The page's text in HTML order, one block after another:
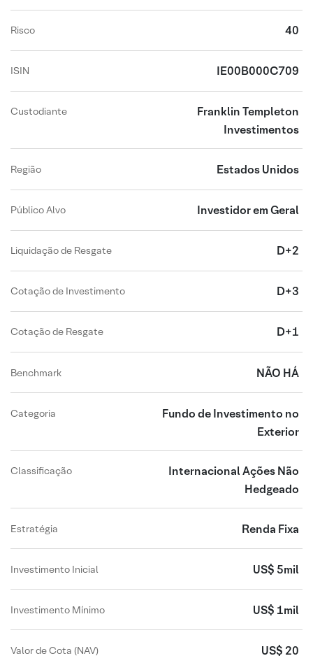
Risco 40
ISIN IE00B000C709
Custodiante
Franklin Templeton
Investimentos
Região Estados Unidos
Público Alvo Investidor em Geral
Liquidação de Resgate D+2
Cotação de Investimento D+3
Cotação de Resgate D+1
Benchmark NÃO HÁ
Categoria
Fundo de Investimento no
Exterior
Classificação
Internacional Ações Não
Hedgeado
Estratégia Renda Fixa
Investimento Inicial US$ 5mil
Investimento Mínimo US$ 1mil
Valor de Cota (NAV) US$ 20